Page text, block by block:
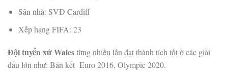
Sân nhà: SVĐ Cardiff
Xếp hạng FIFA: 23
Đội tuyển xứ Walestừng nhiều lần đạt thành tích tốt ở các giải
đấu lớn như: Bán kết Euro 2016, Olympic 2020.